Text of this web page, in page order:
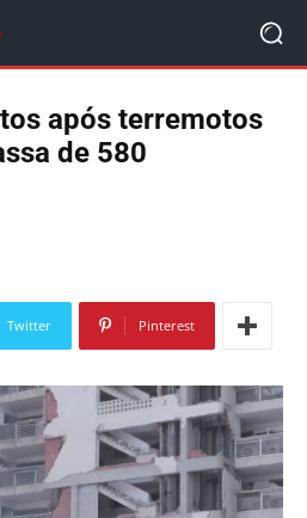
após terremotos
de 580
Twitter Pinterest